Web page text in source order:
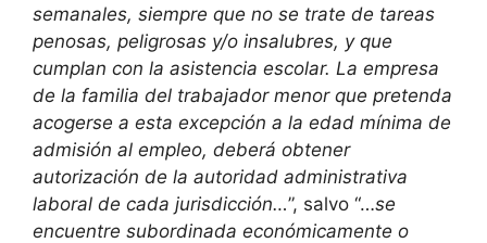
semanales, siempre que no se trate de tareas
penosas, peligrosas y/o insalubres, y que
cumplan con la asistencia escolar. La empresa
de la familia del trabajador menor que pretenda
acogerse a esta excepción a la edad mínima de
admisión al empleo, deberá obtener
autorización de la autoridad administrativa
laboral de cada jurisdicción…”, salvo “…se
encuentre subordinada económicamente o